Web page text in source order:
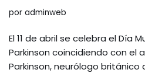
por adminweb
El 11 de abril se celebra el Día
Parkinson coincidiendo con el
Parkinson, neurólogo británico